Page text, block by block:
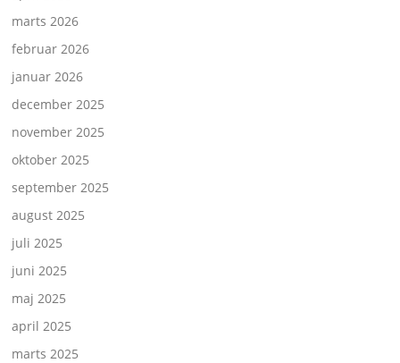
marts 2026
februar 2026
januar 2026
december 2025
november 2025
oktober 2025
september 2025
august 2025
juli 2025
juni 2025
maj 2025
april 2025
marts 2025